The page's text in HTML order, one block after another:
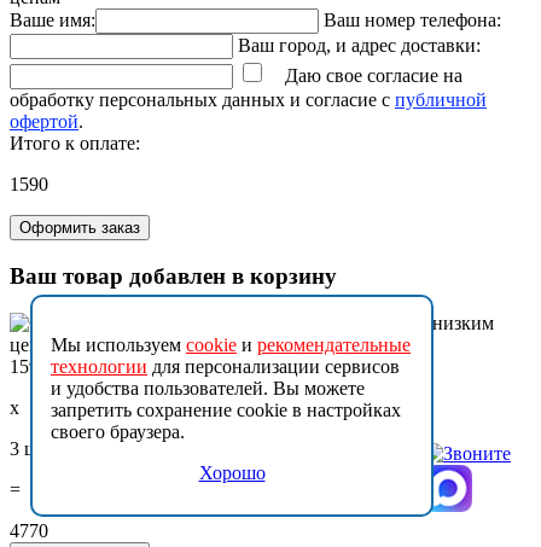
Ваше имя:
Ваш номер телефона:
Ваш город, и адрес доставки:
Даю свое согласие на
обработку персональных данных и согласие с публичной
офертой.
Итого к оплате:
1590
Оформить заказ
Ваш товар добавлен в корзину
1590
x
3 шт.
=
4770
Мы используем cookie и рекомендательные
технологии для персонализации сервисов
и удобства пользователей. Вы можете
запретить сохранение cookie в настройках
своего браузера.
Хорошо